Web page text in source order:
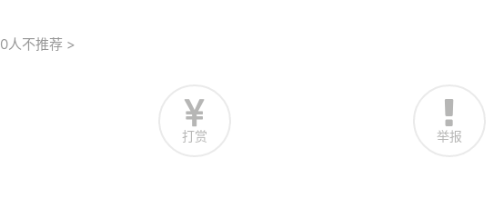
0人不推荐 >
打赏 举报